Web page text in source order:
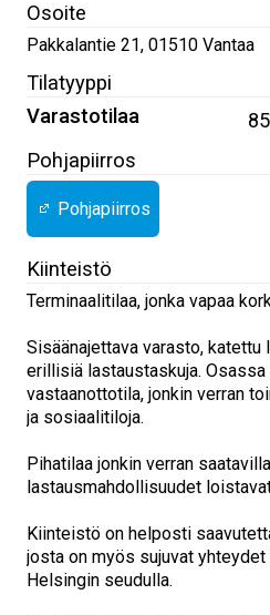
Osoite
Pakkalantie 21, 01510 Vantaa
Tilatyyppi
Varastotilaa
Pohjapiirros
Pohjapiirros
Kiinteistö
Terminaalitilaa, jonka vapaa
Sisäänajettava varasto,
erillisiä lastaustaskuja.
vastaanottotila, jonkin verran
ja sosiaalitiloja.
Pihatilaa jonkin verran
lastausmahdollisuudet
Kiinteistö on helposti
josta on myös sujuvat
Helsingin seudulla.